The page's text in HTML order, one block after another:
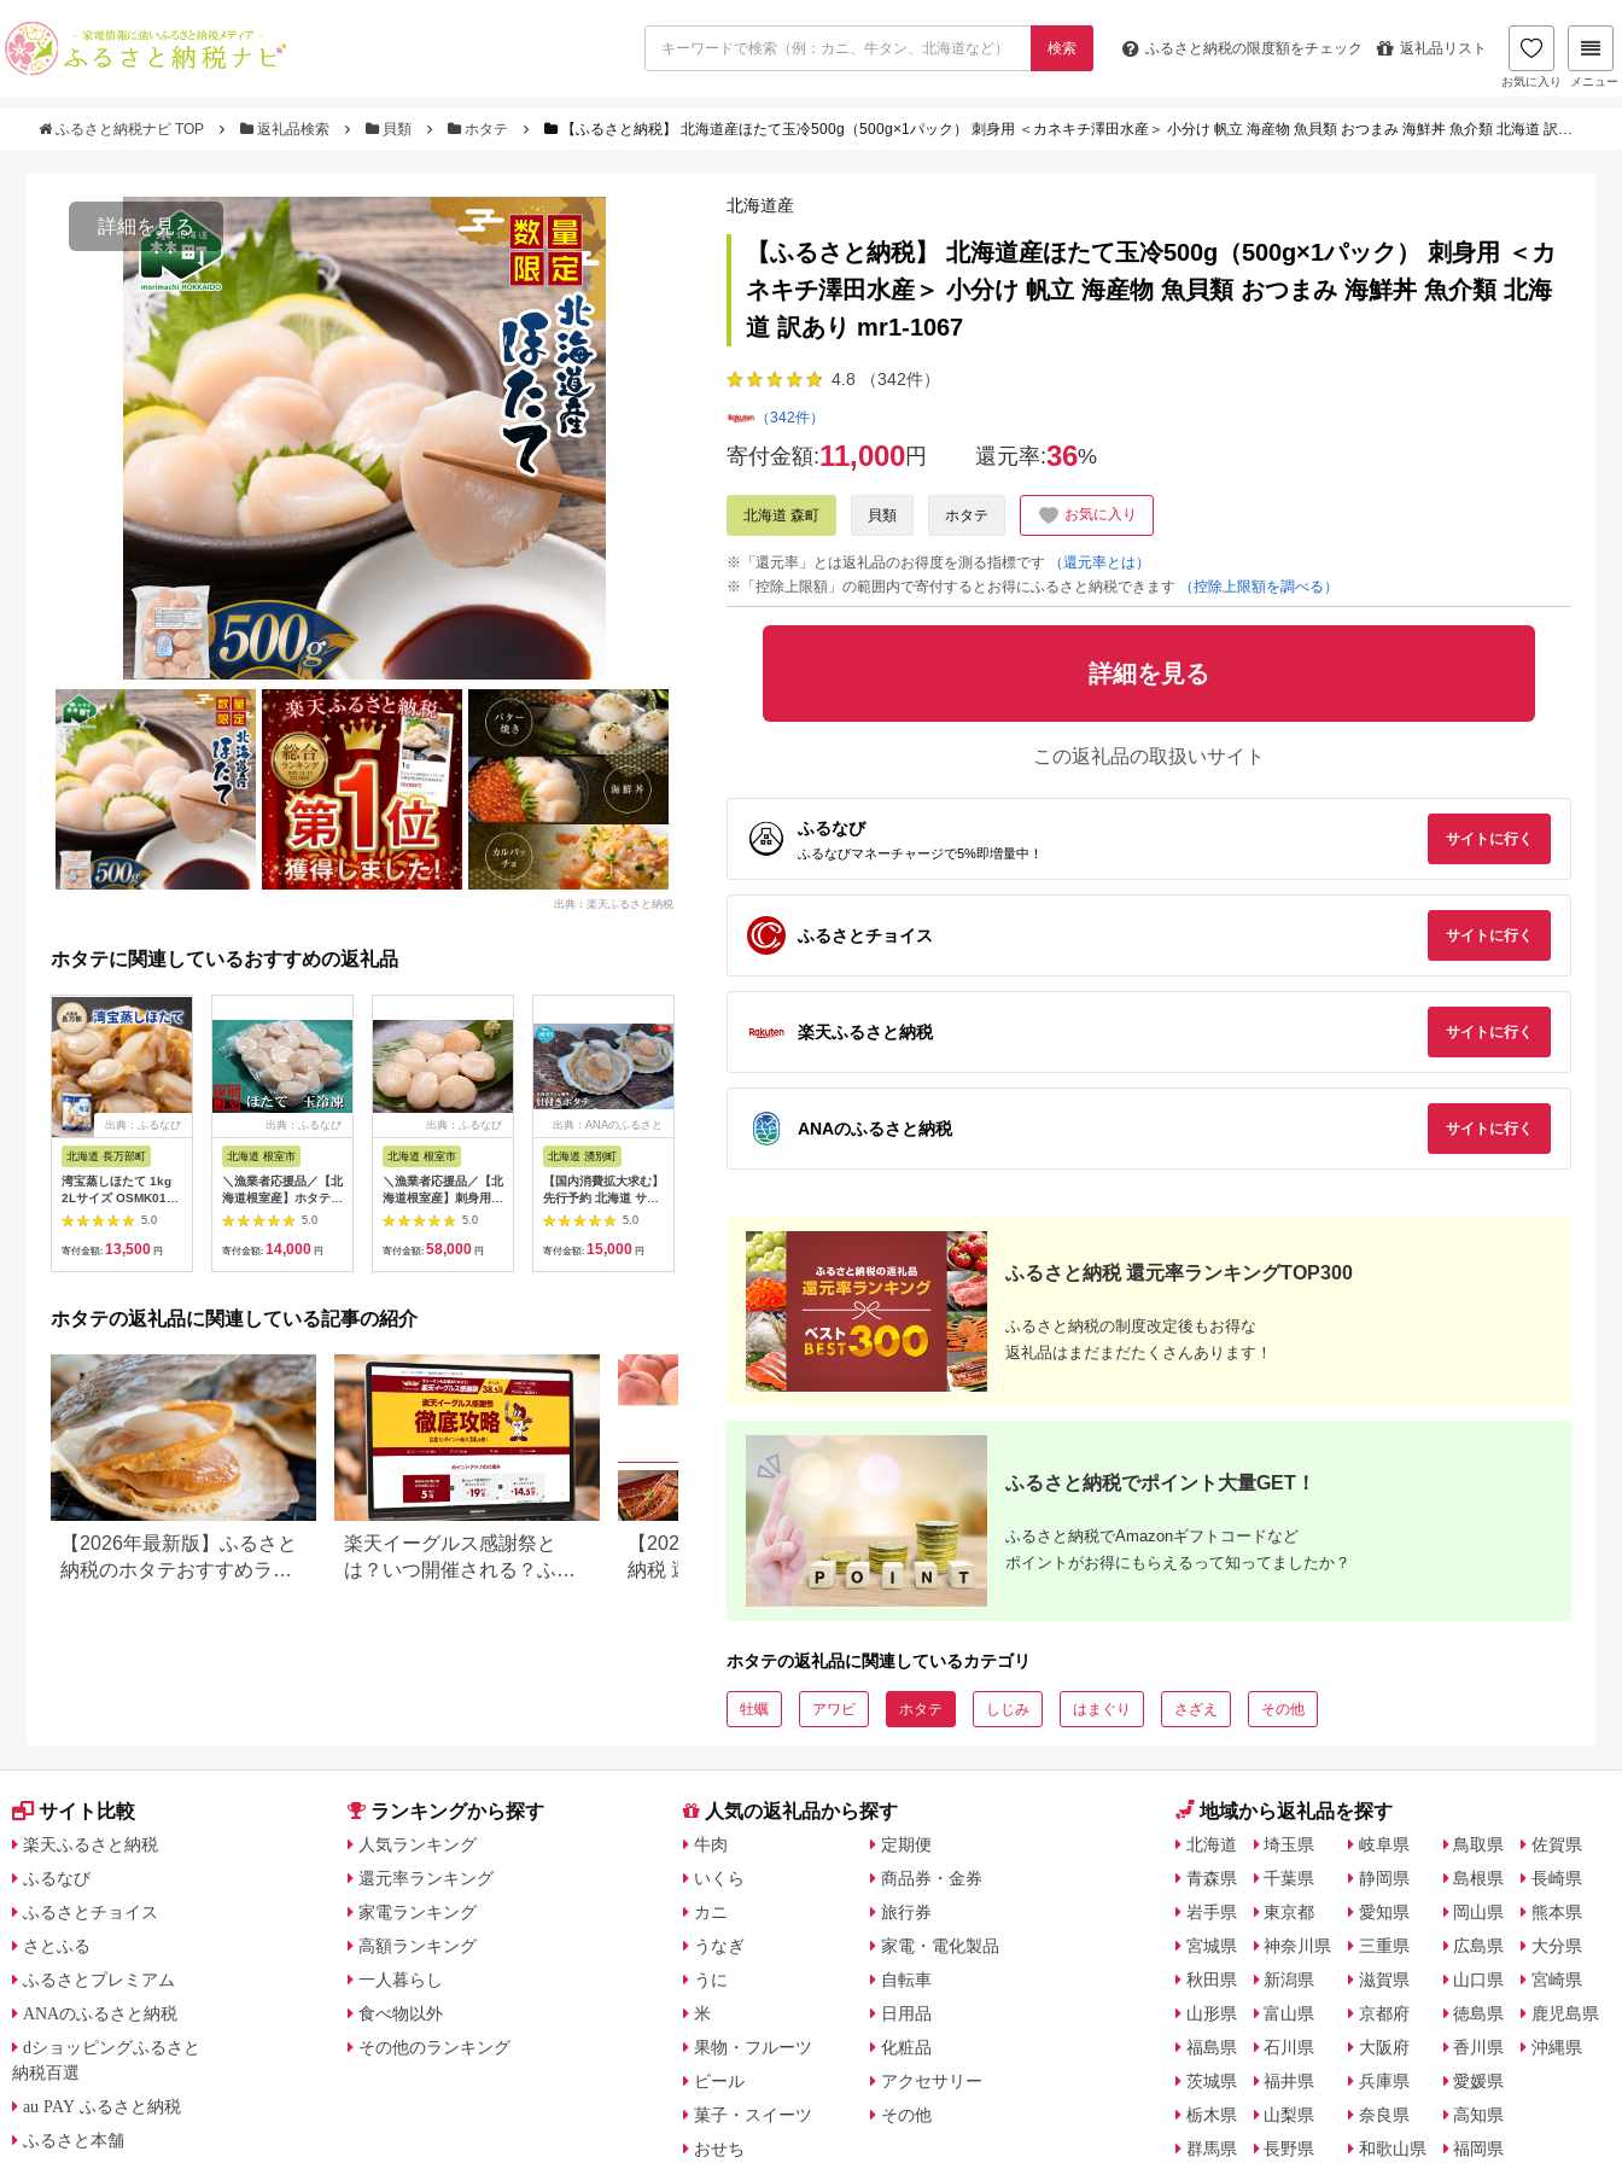
検索 ふるさと納税の限度額をチェック 返礼品リスト
お気に入り メニュー
ふるさと納税ナビ TOP 返礼品検索 貝類 ホタテ 【ふるさと納税】 北海道産ほたて玉冷500g（500g×1パック） 刺身用 ＜カネキチ澤田水産＞ 小分け 帆立 海産物 魚貝類 おつまみ 海鮮丼 魚介類 北海道 訳あり mr1-1067
詳細を見る
出典：楽天ふるさと納税
ホタテに関連しているおすすめの返礼品
出典：ふるなび
北海道 長万部町
湾宝蒸しほたて 1kg
2Lサイズ OSMK018 |
ほたて
5.0
寄付金額: 13,500 円
出典：ふるなび
北海道 根室市
＼漁業者応援品／【北
海道根室産】ホタテ貝
柱真空パック500g A-
5.0
寄付金額: 14,000 円
出典：ふるなび
北海道 根室市
＼漁業者応援品／【北
海道根室産】刺身用ホ
タテ貝柱500g×3P(計
1.5kg) D-05005
5.0
寄付金額: 58,000 円
出典：ANAのふるさと
北海道 湧別町
【国内消費拡大求む】
先行予約 北海道 サロ
マ湖産 貝付き ホタ
テ 10枚 帆立 ほたて
刺身 海鮮 魚介 国産
5.0
寄付金額: 15,000 円
出典：ふるなび
尻島から直送！【北勝
佐々木】
5.0
寄付金額:14,000
出典：ふるさとチョイ
北海道 噴火湾産 ボイ
ル ベビーホタテ 選べ
る 内容量 1パック 2
パック 新鮮 スチーム
ボイル 急速冷凍 ホタ
テ 旨み 食べやすい サ
イズ お手軽 便利 フラ
イ 炒め物 パスタ 料理
アレンジ プリプリ食
感 濃厚 魚介 冷凍 お
取り寄せ グルメ 函館
5.0
10,000円
（1kg×3袋） 不揃い
5.0 5.0
出典：ふるなび
岩手県 大船渡市
5.0
北海道 根室市
柱500g×2P D-70036
ホタテの返礼品に関連している記事の紹介
【2026年最新版】ふるさと
納税のホタテおすすめラン
楽天イーグルス感謝祭と
は？いつ開催される？ふる
【2026年版】楽天ふるさと
納税 還元率ランキング｜高
還元率返礼品をジャンル別
ドコモが手掛ける「dショッ
ピングふるさと納税百選」
とは？評判や人気返礼品な
どを紹介
北海道産
【ふるさと納税】 北海道産ほたて玉冷500g（500g×1パック） 刺身用 ＜カ
ネキチ澤田水産＞ 小分け 帆立 海産物 魚貝類 おつまみ 海鮮丼 魚介類 北海
道 訳あり mr1-1067
4.8 （342件）
（342件）
寄付金額:11,000円 還元率:36%
北海道 森町 貝類 ホタテ お気に入り
※「還元率」とは返礼品のお得度を測る指標です
（還元率とは）
※「控除上限額」の範囲内で寄付するとお得にふるさと納税できます
（控除上限額を調べる）
詳細を見る
この返礼品の取扱いサイト
ふるなび
ふるなびマネーチャージで5%即増量中！
サイトに行く
ふるさとチョイス サイトに行く
楽天ふるさと納税 サイトに行く
ANAのふるさと納税 サイトに行く
ふるさと納税 還元率ランキングTOP300
ふるさと納税の制度改定後もお得な
返礼品はまだまだたくさんあります！
ふるさと納税でポイント大量GET！
ふるさと納税でAmazonギフトコードなど
ポイントがお得にもらえるって知ってましたか？
ホタテの返礼品に関連しているカテゴリ
牡蠣 アワビ ホタテ しじみ はまぐり さざえ その他
サイト比較
楽天ふるさと納税
ふるなび
ふるさとチョイス
さとふる
ふるさとプレミアム
ANAのふるさと納税
dショッピングふるさと
納税百選
au PAY ふるさと納税
ふるさと本舗
ランキングから探す
人気ランキング
還元率ランキング
家電ランキング
高額ランキング
一人暮らし
食べ物以外
その他のランキング
人気の返礼品から探す
牛肉
いくら
カニ
うなぎ
うに
米
果物・フルーツ
ビール
菓子・スイーツ
おせち
定期便
商品券・金券
旅行券
家電・電化製品
自転車
日用品
化粧品
アクセサリー
その他
地域から返礼品を探す
北海道
青森県
岩手県
宮城県
秋田県
山形県
福島県
茨城県
栃木県
群馬県
埼玉県
千葉県
東京都
神奈川県
新潟県
富山県
石川県
福井県
山梨県
長野県
岐阜県
静岡県
愛知県
三重県
滋賀県
京都府
大阪府
兵庫県
奈良県
和歌山県
鳥取県
島根県
岡山県
広島県
山口県
徳島県
香川県
愛媛県
高知県
福岡県
佐賀県
長崎県
熊本県
大分県
宮崎県
鹿児島県
沖縄県